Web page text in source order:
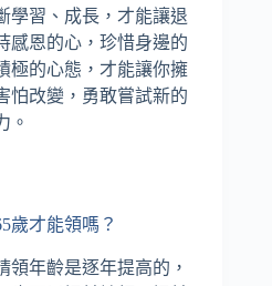
學習、成長，才能讓退
感恩的心，珍惜身邊的
極的心態，才能讓你擁
怕改變，勇敢嘗試新的
。
歲才能領嗎？
領年齡是逐年提高的，